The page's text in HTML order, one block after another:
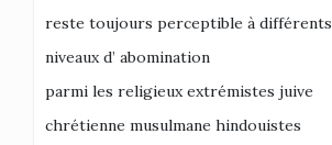
reste toujours perceptible à différents
niveaux d’ abomination
parmi les religieux extrémistes juive
chrétienne musulmane hindouistes